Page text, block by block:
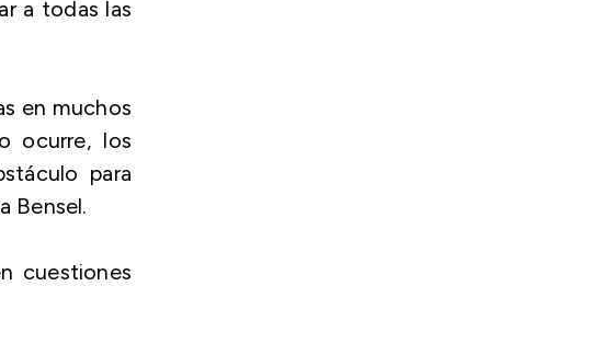
a todas las
en muchos
ocurre, los
para
Bensel.
cuestiones